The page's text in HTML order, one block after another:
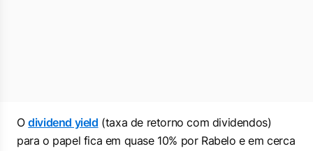
Odividend yield (taxa de retorno com dividendos)
para o papel fica em quase 10% por Rabelo e em cerca